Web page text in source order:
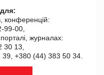
конференцій:
99-00,
журналах:
30 13,
39, +380 (44) 383 50 34.